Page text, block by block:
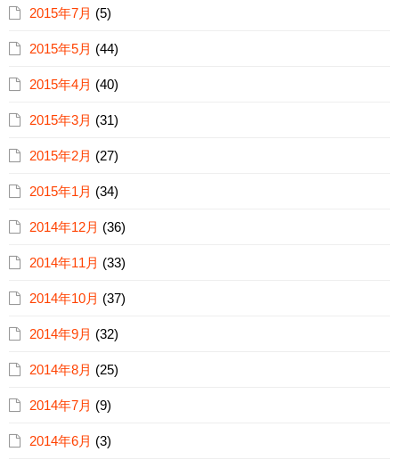
2015年7月 (5)
2015年5月 (44)
2015年4月 (40)
2015年3月 (31)
2015年2月 (27)
2015年1月 (34)
2014年12月 (36)
2014年11月 (33)
2014年10月 (37)
2014年9月 (32)
2014年8月 (25)
2014年7月 (9)
2014年6月 (3)